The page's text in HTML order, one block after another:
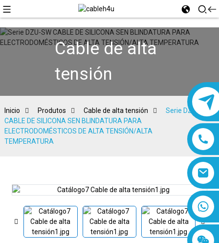
Cable de alta
tensión
Inicio Produtos Cable de alta tensión
Serie DZU-SW
CABLE DE SILICONA SEN BLINDATURA PARA
ELECTRODOMÉSTICOS DE ALTA TENSIÓN/ALTA
TEMPERATURA